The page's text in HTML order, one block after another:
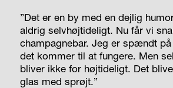
”Det er en by med en dejlig
aldrig selvhøjtideligt. Nu får vi
champagnebar. Jeg er spændt
det kommer til at fungere. Men
bliver ikke for højtideligt. Det
glas med sprøjt.”